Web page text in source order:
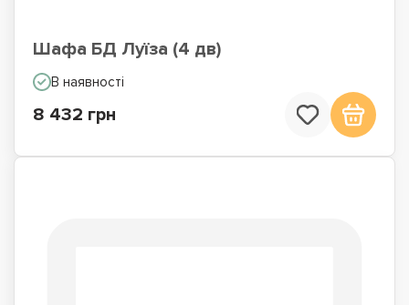
Шафа БД Луїза (4 дв)
В наявності
8 432 грн